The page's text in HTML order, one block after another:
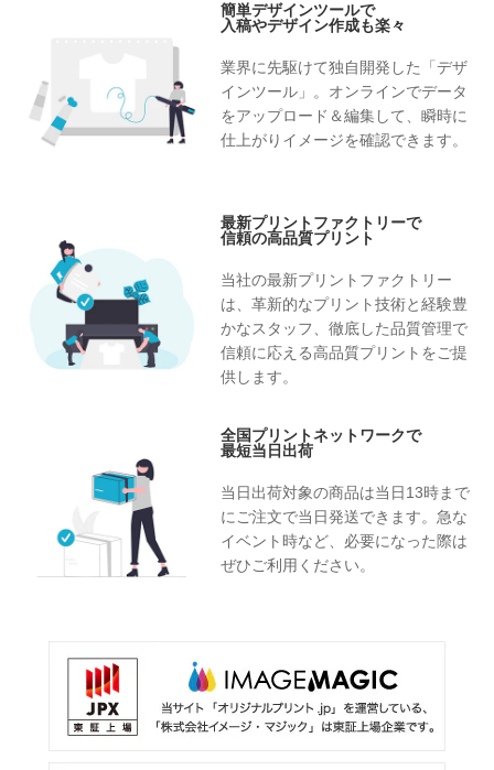
簡単デザインツールで
入稿やデザイン作成も楽々
業界に先駆けて独自開発した「デザ
インツール」。オンラインでデータ
をアップロード＆編集して、瞬時に
仕上がりイメージを確認できます。
最新プリントファクトリーで
信頼の高品質プリント
当社の最新プリントファクトリー
は、革新的なプリント技術と経験豊
かなスタッフ、徹底した品質管理で
信頼に応える高品質プリントをご提
供します。
全国プリントネットワークで
最短当日出荷
当日出荷対象の商品は当日13時まで
にご注文で当日発送できます。急な
イベント時など、必要になった際は
ぜひご利用ください。